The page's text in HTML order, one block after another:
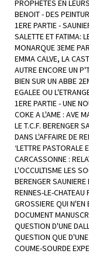
PROPHETES EN
BENOIT - DES
1ERE PARTIE -
SALETTE ET FATIMA:
MONARQUE 3EME
EMMA CALVE, LA
AUTRE ENCORE UN
BIEN SUR UN ABBE
EGALEE OU
1ERE PARTIE - UNE
COKE A L'AME : AVE
LE T.C.F. BERENGER
DANS L'AFFAIRE DE
‘LETTRE PASTORALE
CARCASSONNE :
L'OCCULTISME LES
BERENGER
RENNES-LE-CHATEAU
GROSSIERE QUI N'EN
DOCUMENT
QUESTION D'UNE
QUESTION QUE
COUME-SOURDE